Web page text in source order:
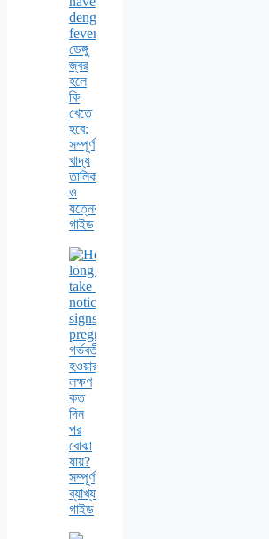
ডেঙ্গু
জ্বর
হলে
কি
খেতে
হবে:
সম্পূর্ণ
খাদ্য
তালিকা
ও
যত্নের
গাইড
গর্ভবতী
হওয়ার
লক্ষণ
কত
দিন
পর
বোঝা
যায়?
সম্পূর্ণ
ব্যাখ্যাসহ
গাইড